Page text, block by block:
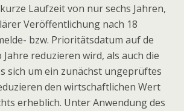
Laufzeit von nur sechs Jahren,
Veröffentlichung nach 18
bzw. Prioritätsdatum auf de
reduzieren wird, als auch die
sich um ein zunächst ungeprüftes
den wirtschaftlichen Wert
erheblich. Unter Anwendung des